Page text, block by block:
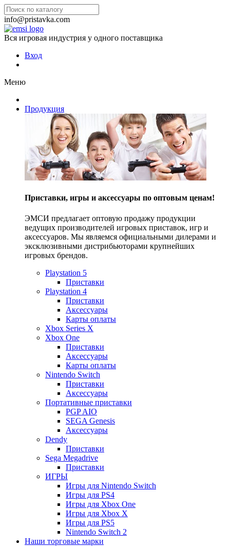
info@pristavka.com
Вся игровая индустрия у одного поставщика
Вход
Меню
Продукция
Приставки, игры и аксессуары по оптовым ценам!
ЭМСИ предлагает оптовую продажу продукции
ведущих производителей игровых приставок, игр и
аксессуаров. Мы являемся официальными дилерами и
эксклюзивными дистрибьюторами крупнейших
игровых брендов.
Playstation 5
Приставки
Playstation 4
Приставки
Аксессуары
Карты оплаты
Xbox Series X
Xbox One
Приставки
Аксессуары
Карты оплаты
Nintendo Switch
Приставки
Аксессуары
Портативные приставки
PGP AIO
SEGA Genesis
Аксессуары
Dendy
Приставки
Sega Megadrive
Приставки
ИГРЫ
Игры для Nintendo Switch
Игры для PS4
Игры для Xbox One
Игры для Xbox X
Игры для PS5
Nintendo Switch 2
Наши торговые марки